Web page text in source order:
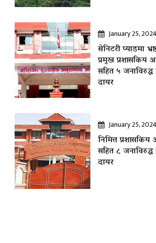
January 25, 2024
सेनिटरी प्याडमा
प्रमुख प्रशासकिय
सहित ५ जनाविरुद्ध
दायर
January 25, 2024
निमित्त
सहित ८ जनाविरुद्ध
दायर